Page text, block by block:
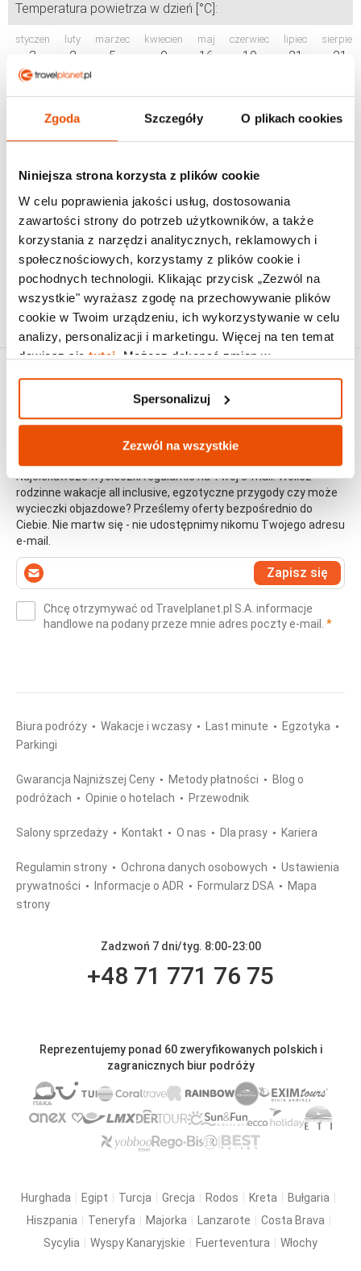
Zgoda Szczegóły O plikach cookies
Niniejsza strona korzysta z plików cookie
W celu poprawienia jakości usług, dostosowania
zawartości strony do potrzeb użytkowników, a także
korzystania z narzędzi analitycznych, reklamowych i
społecznościowych, korzystamy z plików cookie i
pochodnych technologii. Klikając przycisk „Zezwól na
wszystkie" wyrażasz zgodę na przechowywanie plików
cookie w Twoim urządzeniu, ich wykorzystywanie w celu
analizy, personalizacji i marketingu. Więcej na ten temat
dowiesz siętutaj. Możesz dokonać zmian w
Spersonalizuj.
Spersonalizuj
Zezwól na wszystkie
Temperatura powietrza w dzień [°C]:
styczen
3
luty
2
marzec
5
kwiecien
9
maj
16
czerwiec
19
lipiec
21
sierpień
21
styczen
-1
luty
-2 0
kwiecien maj czerwiec lipiec sierpień
Temperatura wody [°C]:
styczen
3
luty
2
marzec
3
kwiecien
5
maj
10
czerwiec
15
lipiec
17
Liczba godzin słonecznych [h]:
styczen
3
luty
4
marzec
7
kwiecien
9
maj
8
czerwiec
9
lipiec
9
Najlepsze oferty na e-mail
Najciekawsze wycieczki regularnie na Twój e-mail! Wolisz
rodzinne wakacje all inclusive, egzotyczne przygody czy może
wycieczki objazdowe? Prześlemy oferty bezpośrednio do
Ciebie. Nie martw się - nie udostępnimy nikomu Twojego adresu
e-mail.
Wprowadź
swój
(wymagane)
Zapisz się
Chcę otrzymywać od Travelplanet.pl S.A. informacje
handlowe na podany przeze mnie adres poczty e-mail. *
Biura podróży Wakacje i wczasy Last minute
Egzotyka
Parkingi
Gwarancja Najniższej Ceny Metody płatności
Blog o
podróżach
Opinie o hotelach Przewodnik
Salony sprzedaży Kontakt O nas Dla prasy Kariera
Regulamin strony Ochrona danych osobowych
Ustawienia
prywatności
Informacje o ADR Formularz DSA
Mapa
strony
Zadzwoń 7 dni/tyg. 8:00-23:00
+48 71 771 76 75
Reprezentujemy ponad 60 zweryfikowanych polskich i
zagranicznych biur podróży
Hurghada Egipt Turcja Grecja Rodos Kreta
Bułgaria
Hiszpania
Teneryfa Majorka Lanzarote
Costa Brava
Sycylia
Wyspy Kanaryjskie Fuerteventura Włochy